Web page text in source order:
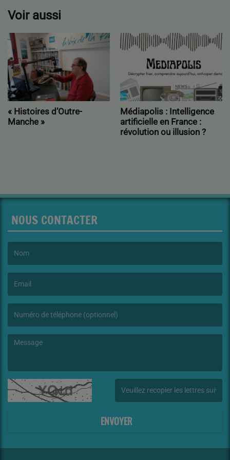
Voir aussi
« Histoires d’Outre-
Manche »
Médiapolis : Intelligence
artificielle en France :
révolution ou illusion ?
NOUS CONTACTER
ENVOYER